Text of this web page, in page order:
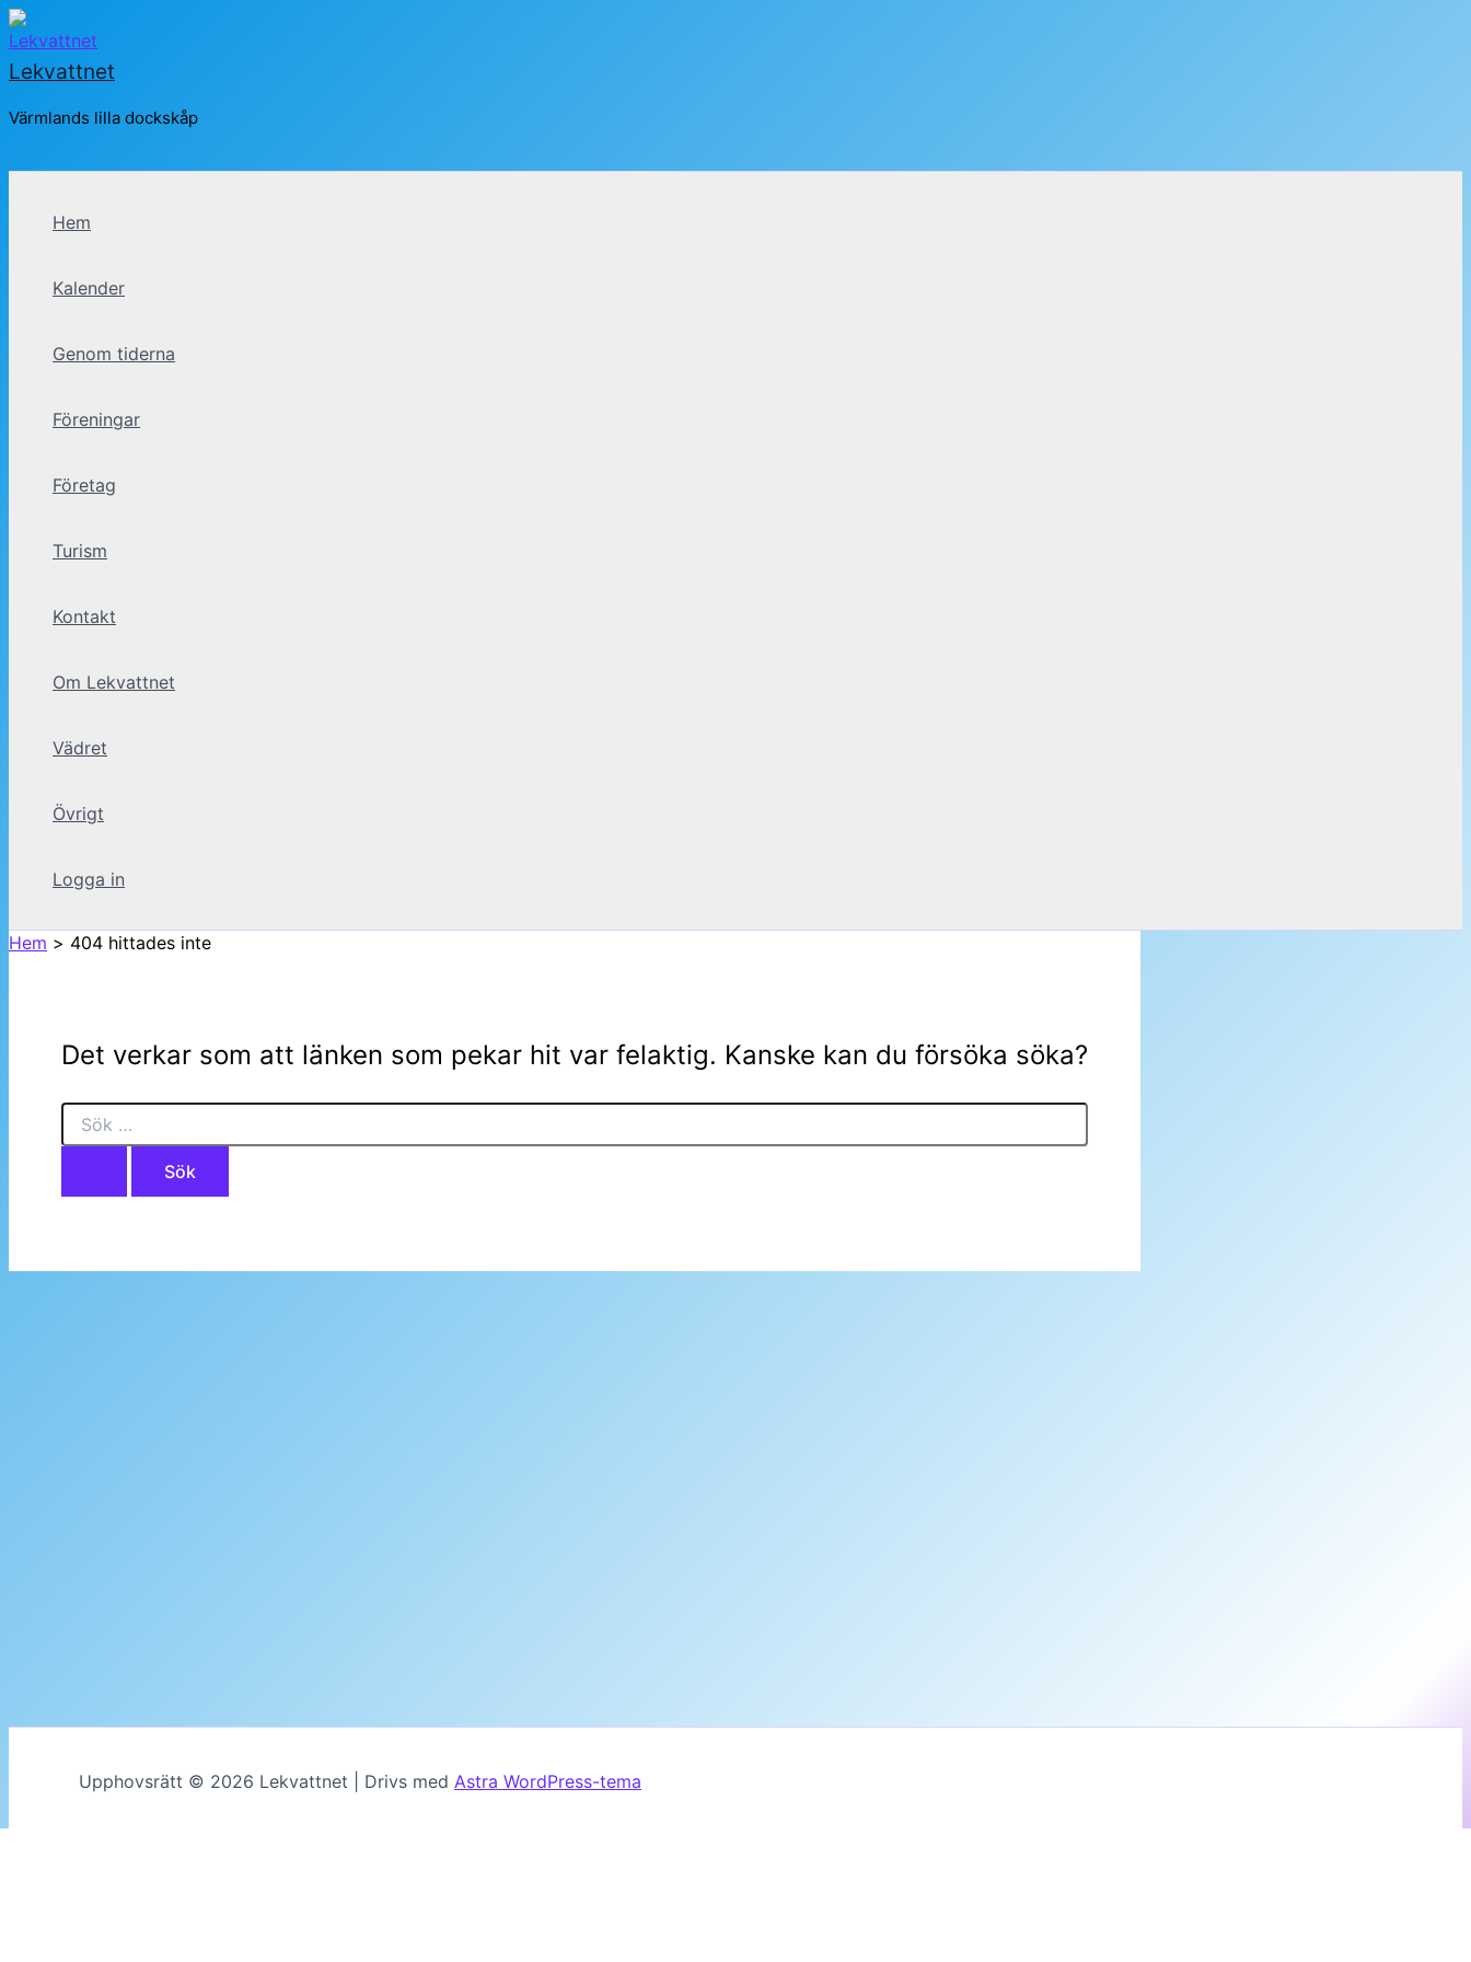
Hoppa
till
innehåll
Lekvattnet
Värmlands lilla dockskåp
Hem
Kalender
Genom tiderna
Föreningar
Företag
Turism
Kontakt
Om Lekvattnet
Vädret
Övrigt
Logga in
Hem 404 hittades inte
Det verkar som att länken som pekar hit var felaktig. Kanske kan du försöka söka?
Sök
efter:
Upphovsrätt © 2026 Lekvattnet | Drivs med Astra WordPress-tema